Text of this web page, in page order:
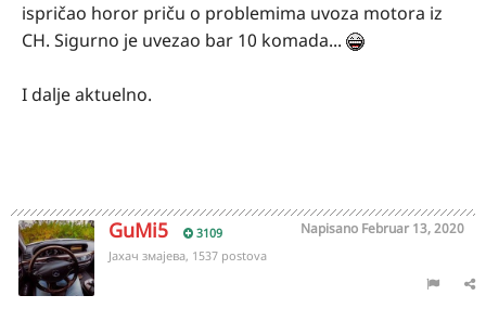
ispričao horor priču o problemima uvoza motora iz
CH. Sigurno je uvezao bar 10 komada...
I dalje aktuelno.
GuMi5 3109 Napisano Februar 13, 2020
Јахач змајева, 1537 postova